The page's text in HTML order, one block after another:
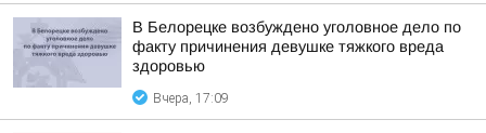
В Белорецке возбуждено уголовное дело по
факту причинения девушке тяжкого вреда
здоровью
Вчера, 17:09